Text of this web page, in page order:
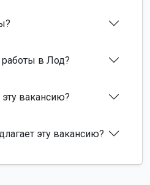
работы в Лод?
эту вакансию?
эту вакансию?